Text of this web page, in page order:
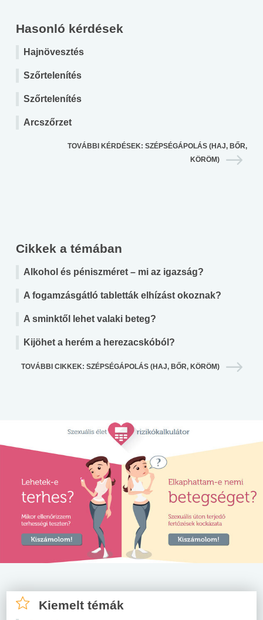
Hasonló kérdések
Hajnövesztés
Szőrtelenítés
Szőrtelenítés
Arcszőrzet
TOVÁBBI KÉRDÉSEK: SZÉPSÉGÁPOLÁS (HAJ, BŐR,
KÖRÖM)
Cikkek a témában
Alkohol és péniszméret – mi az igazság?
A fogamzásgátló tabletták elhízást okoznak?
A sminktől lehet valaki beteg?
Kijöhet a herém a herezacskóból?
TOVÁBBI CIKKEK: SZÉPSÉGÁPOLÁS (HAJ, BŐR, KÖRÖM)
Kiemelt témák